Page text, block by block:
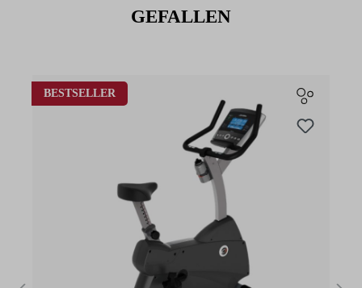
GEFALLEN
Produktgalerie überspringen
BESTSELLER